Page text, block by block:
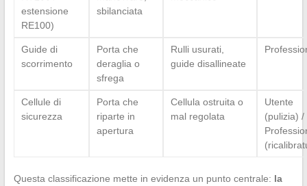
estensione
RE100)
sbilanciata
Guide di
scorrimento
Porta che
deraglia o
sfrega
Rulli usurati,
guide disallineate
Cellule di
sicurezza
Porta che
riparte in
apertura
Cellula ostruita o
mal regolata
Utente
(pulizia) /
Questa classificazione mette in evidenza un punto centrale: la